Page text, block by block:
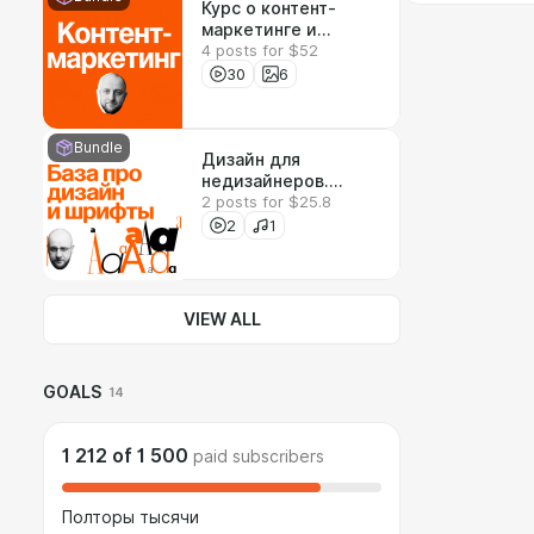
Курс о контент-
маркетинге и
бренд-медиа
4 posts for $52
30
6
Bundle
Дизайн для
недизайнеров.
Простое
объяснение базы
2 posts for $25.8
2
1
VIEW ALL
GOALS 14
1 212 of 1 500 paid subscribers
Полторы тысячи